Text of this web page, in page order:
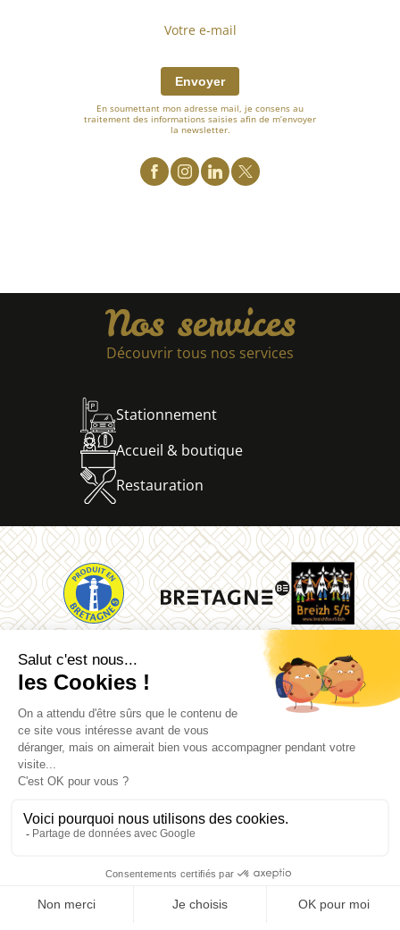
Panier Accès Pratique
Nos services
Découvrir tous nos services
Stationnement
Accueil & boutique
Restauration
Envoyer
En soumettant mon adresse mail, je consens au
traitement des informations saisies afin de m’envoyer
la newsletter.
Quénéquillec
22160 Carnoët
02 96 91 62 26
Mentions légales
Cookies